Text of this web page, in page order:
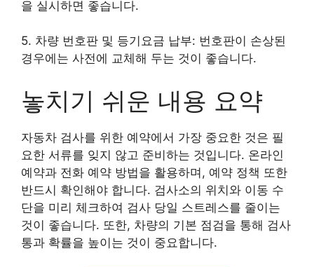
을 실시하면 좋습니다.
5. 차량 번호판 및 등기요금 납부: 번호판이 손상된
경우에는 사전에 교체해 두는 것이 좋습니다.
놓치기 쉬운 내용 요약
자동차 검사를 위한 예약에서 가장 중요한 것은 필
요한 서류를 잊지 않고 준비하는 것입니다. 온라인
예약과 전화 예약 방법을 활용하며, 예약 정책 또한
반드시 확인해야 합니다. 검사소의 위치와 이동 수
단을 미리 체크하여 검사 당일 스트레스를 줄이는
것이 좋습니다. 또한, 차량의 기본 점검을 통해 검사
통과 확률을 높이는 것이 중요합니다.